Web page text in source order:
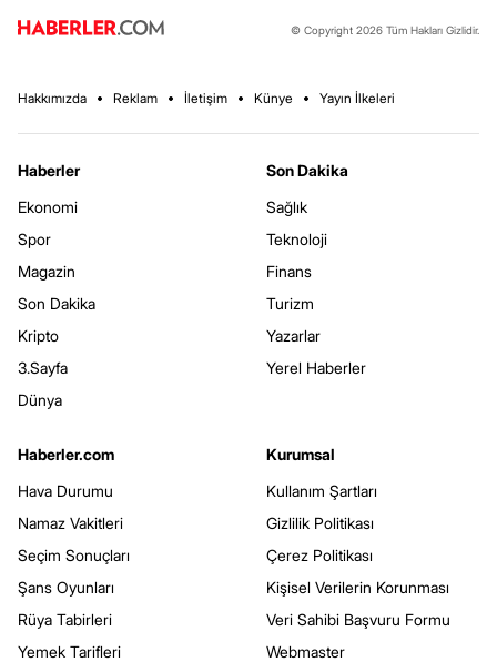
© Copyright 2026 Tüm Hakları Gizlidir.
Hakkımızda Reklam İletişim Künye Yayın İlkeleri
Haberler
Ekonomi
Spor
Magazin
Son Dakika
Kripto
3.Sayfa
Dünya
Son Dakika
Sağlık
Teknoloji
Finans
Turizm
Yazarlar
Yerel Haberler
Haberler.com
Hava Durumu
Namaz Vakitleri
Seçim Sonuçları
Şans Oyunları
Rüya Tabirleri
Yemek Tarifleri
Kurumsal
Kullanım Şartları
Gizlilik Politikası
Çerez Politikası
Kişisel Verilerin Korunması
Veri Sahibi Başvuru Formu
Webmaster